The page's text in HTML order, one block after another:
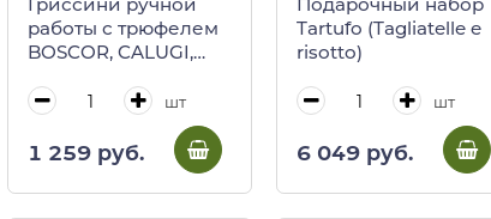
Гриссини ручной
работы с трюфелем
BOSCOR, CALUGI,
шт
1 259 руб.
Подарочный набор
Tartufo (Tagliatelle e
risotto)
шт
6 049 руб.